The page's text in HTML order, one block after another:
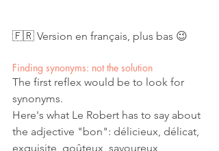
🇫🇷 Version en français, plus bas 😉
Finding synonyms: not the solution
The first reflex would be to look for
synonyms.
Here's what Le Robert has to say about
the adjective "bon": délicieux, délicat,
exquisite, goûteux, savoureux,